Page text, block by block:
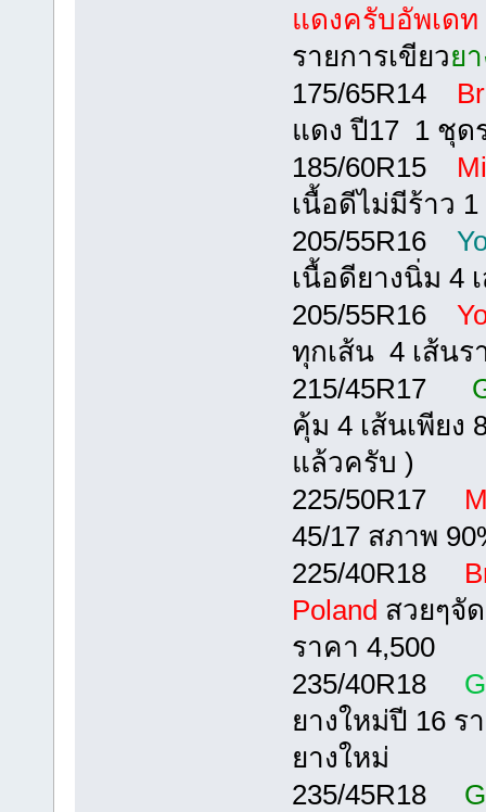
แดงครับอัพเดท
รายการเขียวย
175/65R14
แดง ปี17 1 ชุด
185/60R15
เนื้อดีไม่มีร้าว
205/55R16
เนื้อดียางนิ่ม 4
205/55R16
ทุกเส้น 4 เส้นร
215/45R17
คุ้ม 4 เส้นเพียง
แล้วครับ )
225/50R17
45/17 สภาพ
225/40R18
Poland สวยๆจั
ราคา 4,500
235/40R18
ยางใหม่ปี 16 ร
ยางใหม่
235/45R18